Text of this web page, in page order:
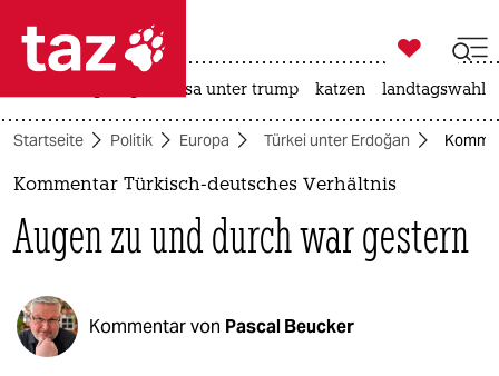
 taz zahl ich
taz zahl ich
politik
öko
gesellschaft

taz zahl ich
usa unter trump katzen landtagswahl
Startseite Politik Europa Türkei unter Erdoğan
Kommentar Türkisch-deutsches Verhältnis
Augen zu und durch war gestern
Kommentar von Pascal Beucker